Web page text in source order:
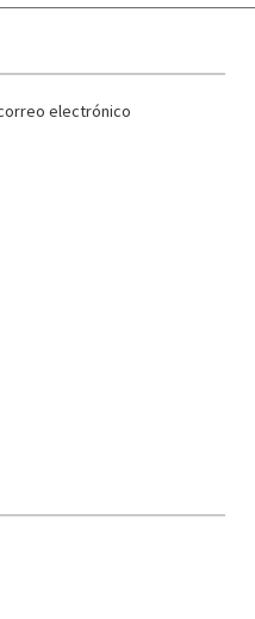
electrónico